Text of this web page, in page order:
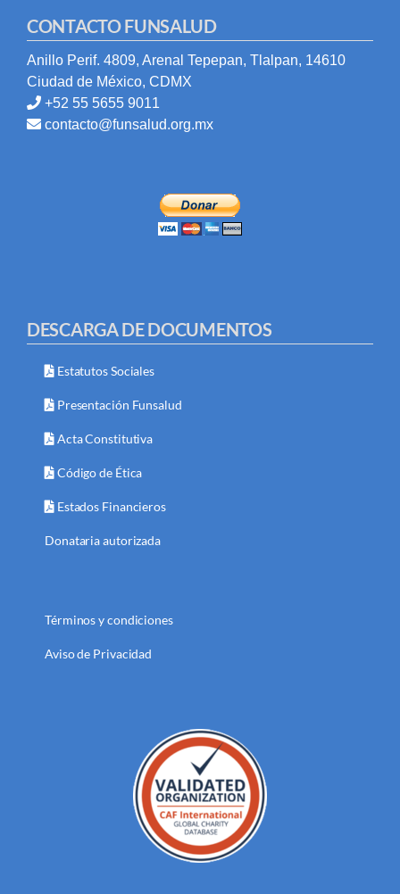
CONTACTO FUNSALUD
Anillo Perif. 4809, Arenal Tepepan, Tlalpan, 14610
Ciudad de México, CDMX
+52 55 5655 9011
contacto@funsalud.org.mx
DESCARGA DE DOCUMENTOS
Estatutos Sociales
Presentación Funsalud
Acta Constitutiva
Código de Ética
Estados Financieros
Donataria autorizada
Términos y condiciones
Aviso de Privacidad